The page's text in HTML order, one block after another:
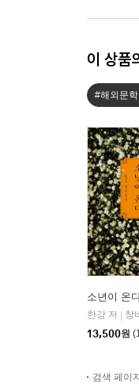
이 상품
#해외문
소년이 온
한강 저
창비
13,500원
검색 페이